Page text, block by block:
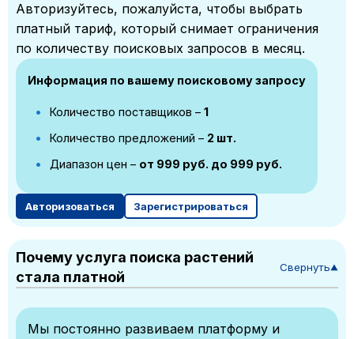
Авторизуйтесь, пожалуйста, чтобы выбрать
платный тариф, который снимает ограничения
по количеству поисковых запросов в месяц.
Информация по вашему поисковому запросу
Количество поставщиков – 1
Количество предложений – 2 шт.
Диапазон цен – от 999 руб. до 999 руб.
Авторизоваться Зарегистрироваться
Почему услуга поиска растений
стала платной
Свернуть▼
Мы постоянно развиваем платформу и